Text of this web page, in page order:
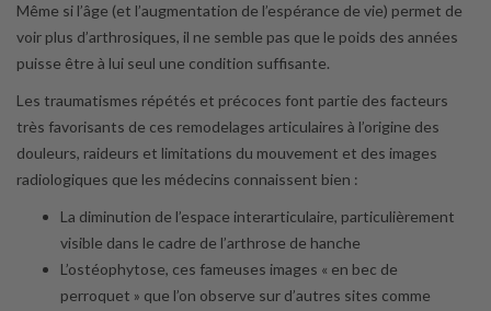
Même si l’âge (et l’augmentation de l’espérance de vie) permet de
voir plus d’arthrosiques, il ne semble pas que le poids des années
puisse être à lui seul une condition suffisante.
Les traumatismes répétés et précoces font partie des facteurs
très favorisants de ces remodelages articulaires à l’origine des
douleurs, raideurs et limitations du mouvement et des images
radiologiques que les médecins connaissent bien :
La diminution de l’espace interarticulaire, particulièrement
visible dans le cadre de l’arthrose de hanche
L’ostéophytose, ces fameuses images « en bec de
perroquet » que l’on observe sur d’autres sites comme